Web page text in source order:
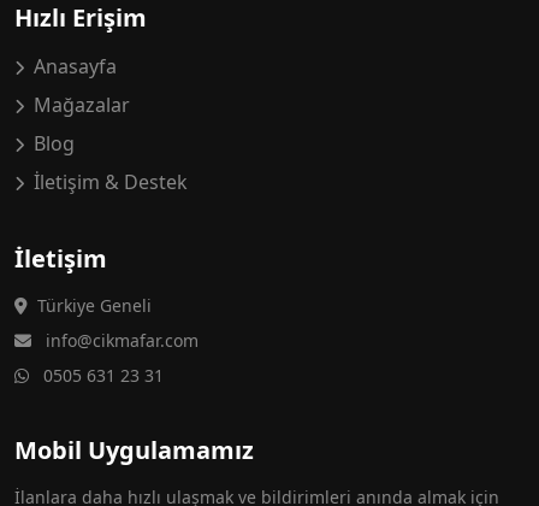
Hızlı Erişim
Anasayfa
Mağazalar
Blog
İletişim & Destek
İletişim
Türkiye Geneli
info@cikmafar.com
0505 631 23 31
Mobil Uygulamamız
İlanlara daha hızlı ulaşmak ve bildirimleri anında almak için